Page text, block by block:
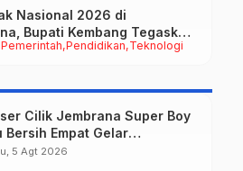
Pemerintah Pendidikan Teknologi
Nasional 2026 di
Bupati Kembang Tegaskan
Karakter dan Budaya di
Cilik Jembrana Super Boy
Bersih Empat Gelar
50cc
5 Agt 2026